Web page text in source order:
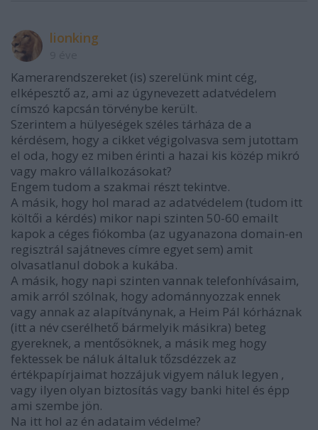
lionking
Kamerarendszereket (is) szerelünk mint cég,
elképesztő az, ami az úgynevezett adatvédelem
címszó kapcsán törvénybe került.
Szerintem a hülyeségek széles tárháza de a
kérdésem, hogy a cikket végigolvasva sem jutottam
el oda, hogy ez miben érinti a hazai kis közép mikró
vagy makro vállalkozásokat?
Engem tudom a szakmai részt tekintve.
A másik, hogy hol marad az adatvédelem (tudom itt
költői a kérdés) mikor napi szinten 50-60 emailt
kapok a céges fiókomba (az ugyanazona domain-en
regisztrál sajátneves címre egyet sem) amit
olvasatlanul dobok a kukába.
A másik, hogy napi szinten vannak telefonhívásaim,
amik arról szólnak, hogy adománnyozzak ennek
vagy annak az alapítványnak, a Heim Pál kórháznak
(itt a név cserélhető bármelyik másikra) beteg
gyereknek, a mentősöknek, a másik meg hogy
fektessek be náluk általuk tőzsdézzek az
értékpapírjaimat hozzájuk vigyem náluk legyen ,
vagy ilyen olyan biztosítás vagy banki hitel és épp
ami szembe jön.
Na itt hol az én adataim védelme?